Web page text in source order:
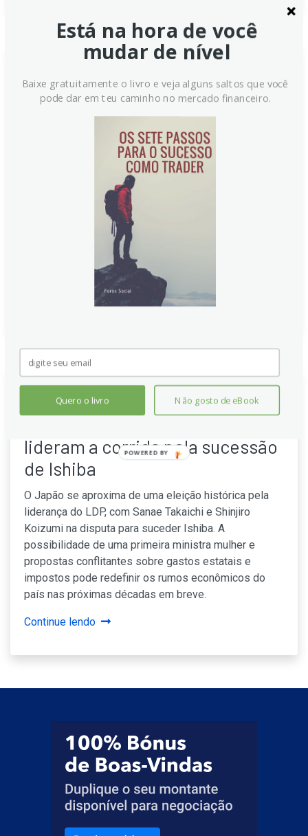
Governo japonês planeja
medidas econômicas para
aponta relatório
Um relatório indica que o primeiro-ministro japonês,
Shigeru Ishiba, estaria orientando ministros a elaborar
medidas econômicas para combater a inflação e
tarifas comerciais. A diretriz pode sair nesta semana.
Mesmo com críticas, Ishiba permanece no cargo,
tentando restabelecer a credibilidade, enquanto o
LDP revisa a derrota eleitoral da Câmara Alta.
Continue lendo
Japão: Takaichi, gastadora
lideram a corrida pela sucessão
de Ishiba
O Japão se aproxima de uma eleição histórica pela
liderança do LDP, com Sanae Takaichi e Shinjiro
Koizumi na disputa para suceder Ishiba. A
possibilidade de uma primeira ministra mulher e
propostas conflitantes sobre gastos estatais e
impostos pode redefinir os rumos econômicos do
país nas próximas décadas em breve.
Continue lendo
Está na hora de você
mudar de nível
Baixe gratuitamente o livro e veja alguns saltos que você
pode dar em teu caminho no mercado financeiro.
Quero o livro Não gosto de eBook
POWERED BY